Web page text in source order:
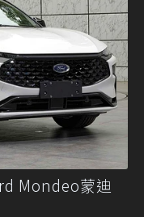
Mondeo蒙迪